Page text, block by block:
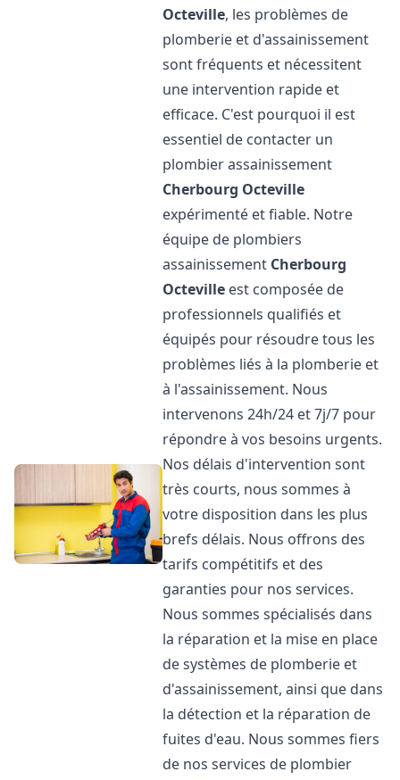
Octeville, les problèmes de
plomberie et d'assainissement
sont fréquents et nécessitent
une intervention rapide et
efficace. C'est pourquoi il est
essentiel de contacter un
plombier assainissement
Cherbourg Octeville
expérimenté et fiable. Notre
équipe de plombiers
assainissement Cherbourg
Octeville est composée de
professionnels qualifiés et
équipés pour résoudre tous les
problèmes liés à la plomberie et
à l'assainissement. Nous
intervenons 24h/24 et 7j/7 pour
répondre à vos besoins urgents.
Nos délais d'intervention sont
très courts, nous sommes à
votre disposition dans les plus
brefs délais. Nous offrons des
tarifs compétitifs et des
garanties pour nos services.
Nous sommes spécialisés dans
la réparation et la mise en place
de systèmes de plomberie et
d'assainissement, ainsi que dans
la détection et la réparation de
fuites d'eau. Nous sommes fiers
de nos services de plombier